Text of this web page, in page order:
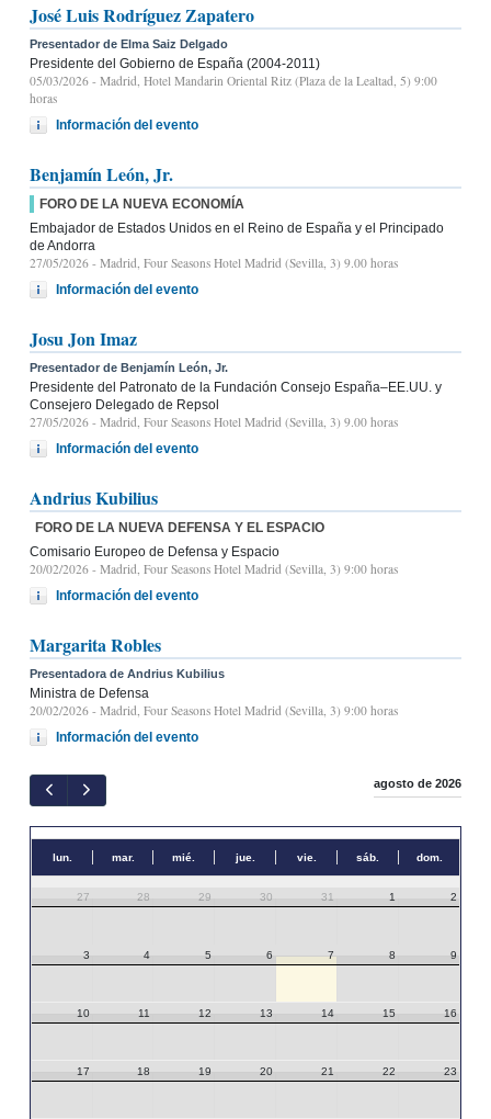
José Luis Rodríguez Zapatero
Presentador de Elma Saiz Delgado
Presidente del Gobierno de España (2004-2011)
05/03/2026 - Madrid, Hotel Mandarin Oriental Ritz (Plaza de la Lealtad, 5) 9:00
horas
Información del evento
Benjamín León, Jr.
FORO DE LA NUEVA ECONOMÍA
Embajador de Estados Unidos en el Reino de España y el Principado
de Andorra
27/05/2026 - Madrid, Four Seasons Hotel Madrid (Sevilla, 3) 9.00 horas
Información del evento
Josu Jon Imaz
Presentador de Benjamín León, Jr.
Presidente del Patronato de la Fundación Consejo España–EE.UU. y
Consejero Delegado de Repsol
27/05/2026 - Madrid, Four Seasons Hotel Madrid (Sevilla, 3) 9.00 horas
Información del evento
Andrius Kubilius
FORO DE LA NUEVA DEFENSA Y EL ESPACIO
Comisario Europeo de Defensa y Espacio
20/02/2026 - Madrid, Four Seasons Hotel Madrid (Sevilla, 3) 9:00 horas
Información del evento
Margarita Robles
Presentadora de Andrius Kubilius
Ministra de Defensa
20/02/2026 - Madrid, Four Seasons Hotel Madrid (Sevilla, 3) 9:00 horas
Información del evento
agosto de 2026
lun. mar. mié. jue. vie. sáb. dom.
27 28 29 30 31 1 2
3 4 5 6 7 8 9
10 11 12 13 14 15 16
17 18 19 20 21 22 23